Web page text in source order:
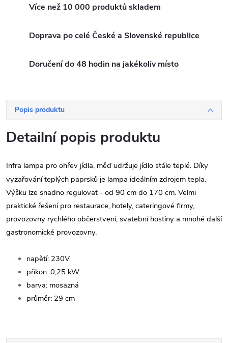
Více než 10 000 produktů skladem
Doprava po celé České a Slovenské republice
Doručení do 48 hodin na jakékoliv místo
Popis produktu
Detailní popis produktu
Infra lampa pro ohřev jídla, měď udržuje jídlo stále teplé. Díky
vyzařování teplých paprsků je lampa ideálním zdrojem tepla.
Výšku lze snadno regulovat - od 90 cm do 170 cm. Velmi
praktické řešení pro restaurace, hotely, cateringové firmy,
provozovny rychlého občerstvení, svatební hostiny a mnohé další
gastronomické provozovny.
napětí: 230V
příkon: 0,25 kW
barva: mosazná
průměr: 29 cm